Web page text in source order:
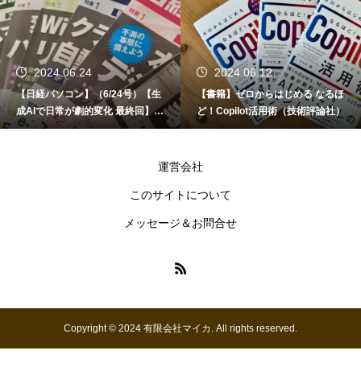
2024.06.24
【日経パソコン】（6/24号）【生
成AIで日常が劇的変化 最終回】 A
I時代のアプリケーション／サービ
2024.06.12
【書籍】ゼロからはじめる なるほ
ど！Copilot活用術（技術評論社）
運営会社
このサイトについて
メッセージ＆お問合せ
Copyright © 2024 有限会社マイカ. All rights reserved.